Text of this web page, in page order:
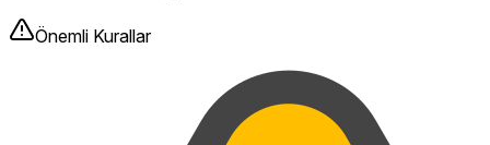
Önemli Kurallar